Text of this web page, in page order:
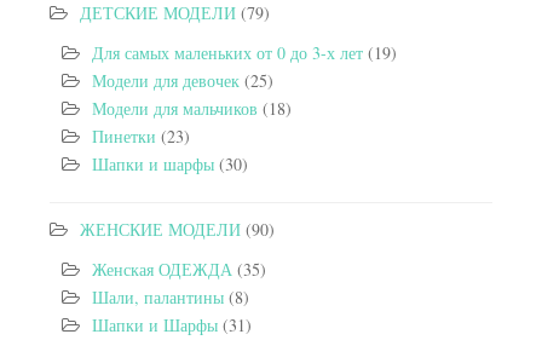
ДЕТСКИЕ МОДЕЛИ (79)
Для самых маленьких от 0 до 3-х лет (19)
Модели для девочек (25)
Модели для мальчиков (18)
Пинетки (23)
Шапки и шарфы (30)
ЖЕНСКИЕ МОДЕЛИ (90)
Женская ОДЕЖДА (35)
Шали, палантины (8)
Шапки и Шарфы (31)